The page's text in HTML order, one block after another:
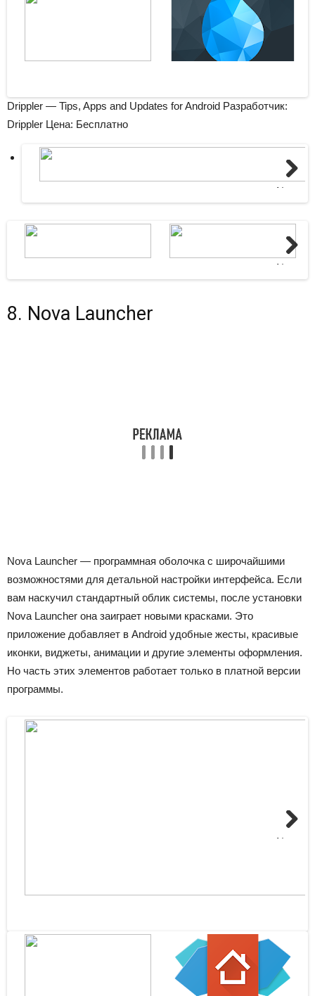
Drippler — Tips, Apps and Updates for Android Разработчик:
Drippler Цена: Бесплатно
Next
Next
8. Nova Launcher
Nova Launcher — программная оболочка с широчайшими
возможностями для детальной настройки интерфейса. Если
вам наскучил стандартный облик системы, после установки
Nova Launcher она заиграет новыми красками. Это
приложение добавляет в Android удобные жесты, красивые
иконки, виджеты, анимации и другие элементы оформления.
Но часть этих элементов работает только в платной версии
программы.
Next